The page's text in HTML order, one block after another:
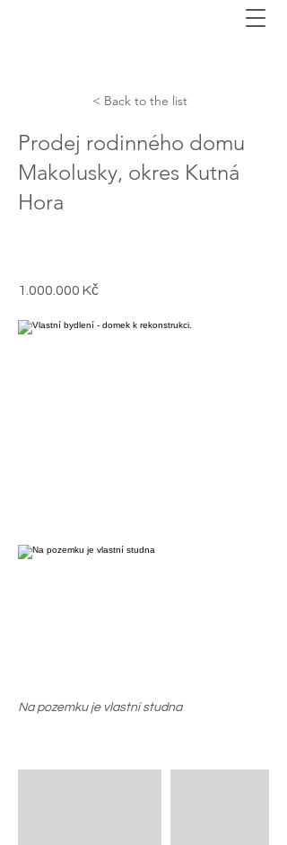
< Back to the list
Prodej rodinného domu
Makolusky, okres Kutná
Hora
1.000.000 Kč
Na pozemku je vlastní studna